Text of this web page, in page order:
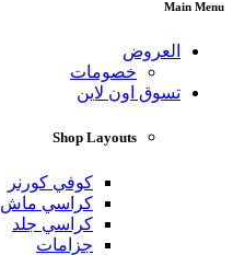
Main Menu
العروض
خصومات
تسوق اون لاين
Shop Layouts
كوفي كورنر
كراسي ماش
كراسي جلد
جزامات